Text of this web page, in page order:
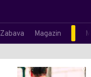
Zabava Magazin
0